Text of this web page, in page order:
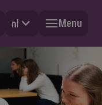
nl Menu